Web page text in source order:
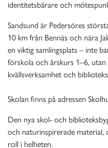
identitetsbärare och
Sandsund är Pedersöres
10 km från Bennäs och nära
en viktig samlingsplats – inte
förskola och årskurs 1–6,
kvällsverksamhet och
Skolan finns på adressen
Den nya skol- och
och naturinspirerade material,
roll i helheten.